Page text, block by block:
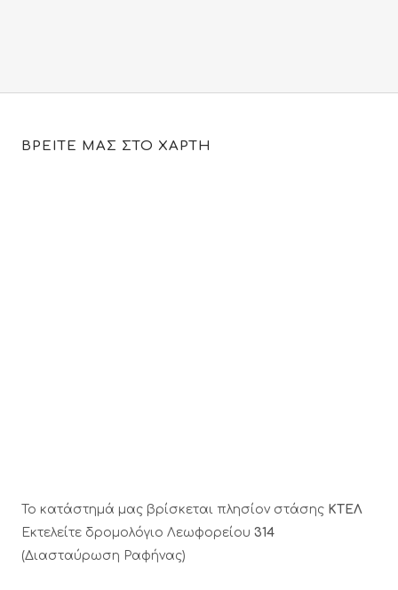
ΒΡΕΙΤΕ ΜΑΣ ΣΤΟ ΧΑΡΤΗ
Το κατάστημά μας βρίσκεται πλησίον στάσης ΚΤΕΛ
Εκτελείτε δρομολόγιο Λεωφορείου 314
(Διασταύρωση Ραφήνας)